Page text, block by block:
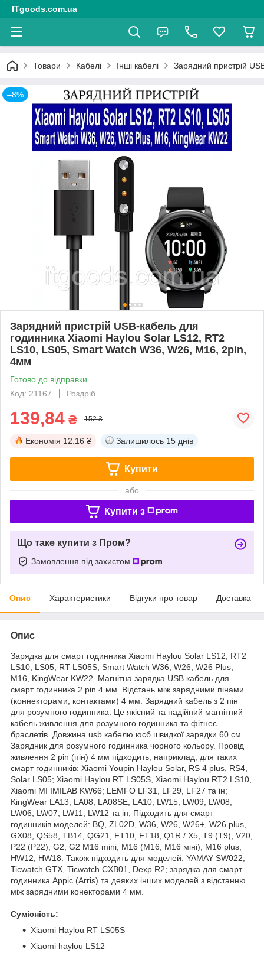
ITgoods.com.ua
Товари Кабелі Інші кабелі Зарядний пристрій
–8%
Зарядний пристрій USB-кабель для
годинника Xiaomi Haylou Solar LS12, RT2
LS10, LS05, Smart Watch W36, W26, M16, 2pin,
4мм
Готово до відправки
Код: 21167
Роздріб
139,84 ₴ 152 ₴
Економія 12.16 ₴ Залишилось 15 днів
Купити
або
Купити з
Що таке купити з Пром?
Замовлення під захистом
Опис Характеристики Відгуки про товар Доставка
Опис
Зарядка для смарт годинника Xiaomi Haylou Solar LS12, RT2
LS10, LS05, RT LS05S, Smart Watch W36, W26, W26 Plus,
M16, KingWear KW22. Магнітна зарядка USB кабель для
смарт годинника 2 pin 4 мм. Відстань між зарядними пінами
(коннекторами, контактами) 4 мм. Зарядний кабель з 2 пін
для розумного годинника. Це якісний та надійний магнітний
кабель живлення для розумного годинника та фітнес
браслетів. Довжина usb кабелю юсб швидкої зарядки 60 см.
Зарядник для розумного годинника чорного кольору. Провід
живлення 2 pin (пін) 4 мм підходить, наприклад, для таких
смарт годинників: Xiaomi Youpin Haylou Solar, RS 4 plus, RS4,
Solar LS05; Xiaomi Haylou RT LS05S, Xiaomi Haylou RT2 LS10,
Xiaomi MI IMILAB KW66; LEMFO LF31, LF29, LF27 та ін;
KingWear LA13, LA08, LA08SE, LA10, LW15, LW09, LW08,
LW06, LW07, LW11, LW12 та ін; Підходить для смарт
годинників моделей: BQ, ZL02D, W36, W26, W26+, W26 plus,
GX08, QS58, TB14, QG21, FT10, FT18, Q1R / X5, T9 (Т9), V20,
P22 (Р22), G2, G2 M16 mini, M16 (М16, М16 міні), M16 plus,
HW12, HW18. Також підходить для моделей: YAMAY SW022,
Ticwatch GTX, Ticwatch CXB01, Dexp R2; зарядка для смарт
годинника Арріс (Arris) та деяких інших моделей з відстанню
між зарядними конекторами 4 мм.
Сумісність:
Xiaomi Haylou RT LS05S
Xiaomi haylou LS12